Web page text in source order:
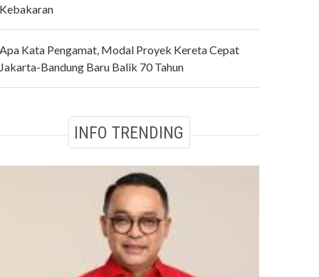
Kata Pengamat, Modal Proyek Kereta Cepat
Bandung Baru Balik 70 Tahun
INFO TRENDING